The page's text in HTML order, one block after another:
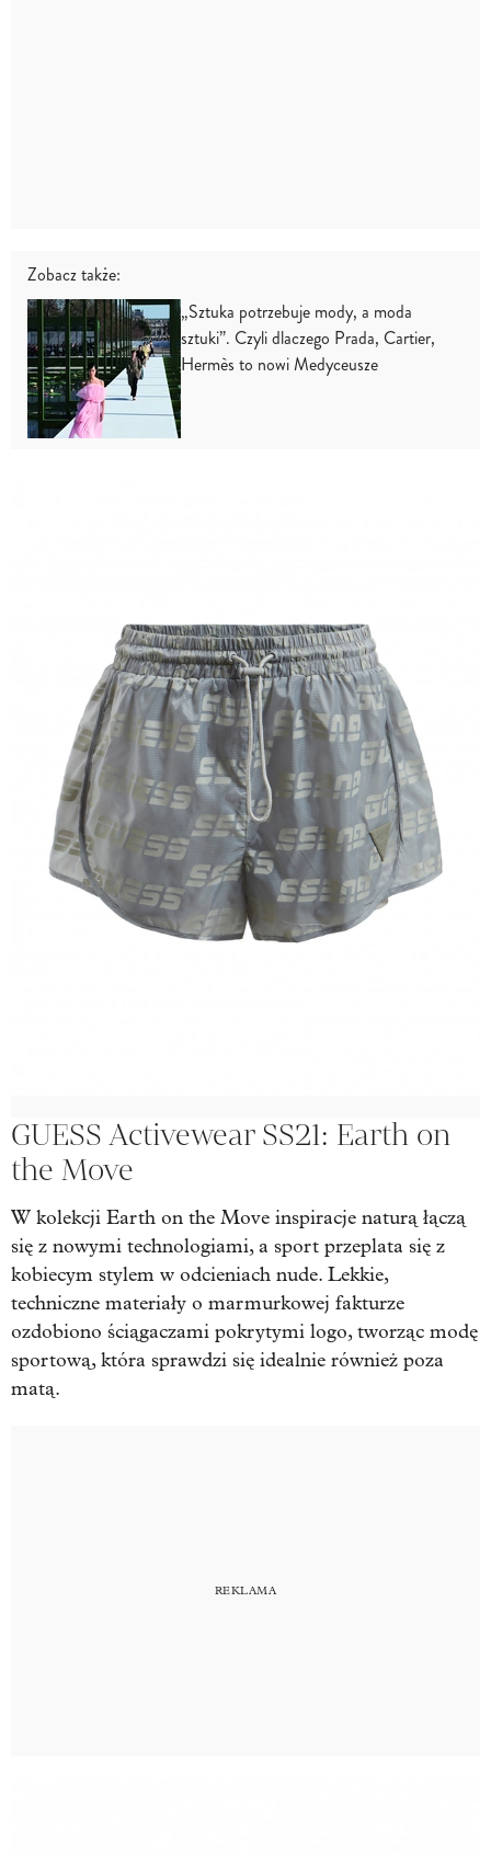
Zobacz także:
„Sztuka potrzebuje mody, a moda
sztuki”. Czyli dlaczego Prada, Cartier,
Hermès to nowi Medyceusze
GUESS Activewear SS21: Earth on
the Move
W kolekcji Earth on the Move inspiracje naturą łączą
się z nowymi technologiami, a sport przeplata się z
kobiecym stylem w odcieniach nude. Lekkie,
techniczne materiały o marmurkowej fakturze
ozdobiono ściągaczami pokrytymi logo, tworząc modę
sportową, która sprawdzi się idealnie również poza
matą.